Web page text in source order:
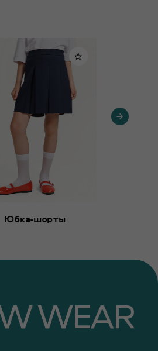
Юбка-шорты
WEAR